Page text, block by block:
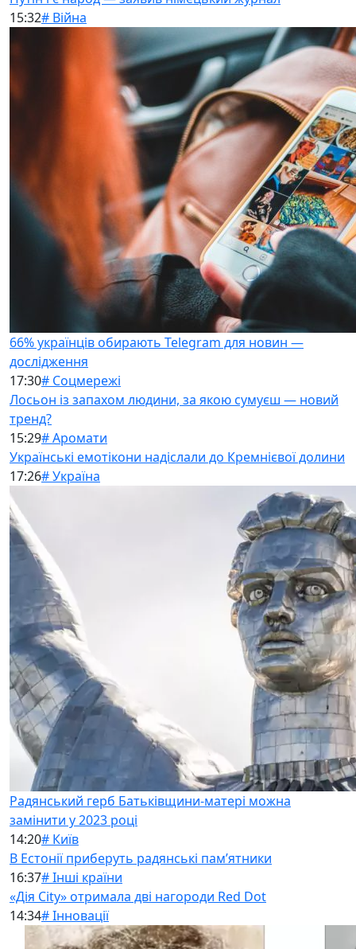
15:32# Війна
66% українців обирають Telegram для новин —
дослідження
17:30# Соцмережі
Лосьон із запахом людини, за якою сумуєш — новий
тренд?
15:29# Аромати
Українські емотікони надіслали до Кремнієвої долини
17:26# Україна
Радянський герб Батьківщини-матері можна
замінити у 2023 році
14:20# Київ
В Естонії приберуть радянські памʼятники
16:37# Інші країни
«Дія City» отримала дві нагороди Red Dot
14:34# Інновації